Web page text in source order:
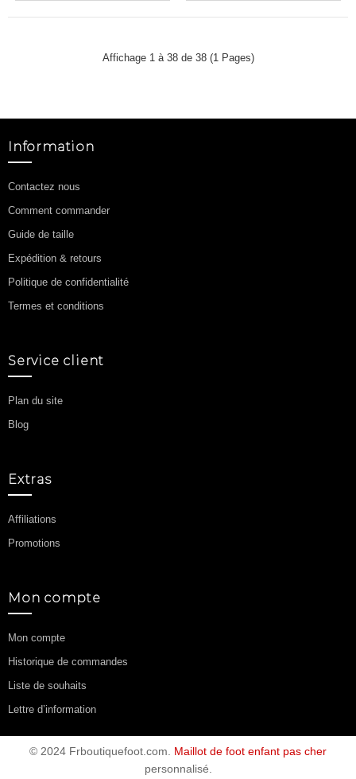
Affichage 1 à 38 de 38 (1 Pages)
Information
Contactez nous
Comment commander
Guide de taille
Expédition & retours
Politique de confidentialité
Termes et conditions
Service client
Plan du site
Blog
Extras
Affiliations
Promotions
Mon compte
Mon compte
Historique de commandes
Liste de souhaits
Lettre d’information
© 2024 Frboutiquefoot.com. Maillot de foot enfant pas cher
personnalisé.